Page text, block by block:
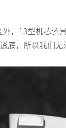
，13型机芯还
底，所以我们无